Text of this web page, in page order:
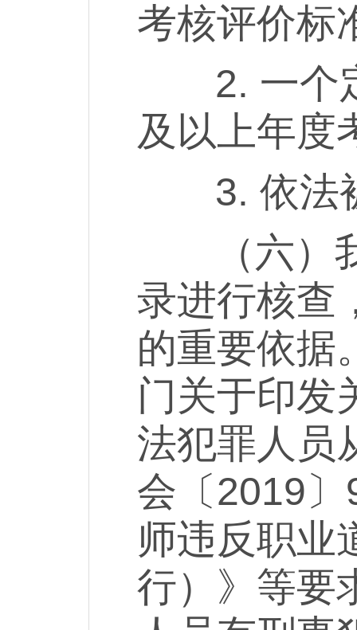
考核评价标
2. 一个定
及以上年度
3. 依法被
（六）我
录进行核查
的重要依据
门关于印发
法犯罪人员
会〔2019
师违反职业
行）》等要